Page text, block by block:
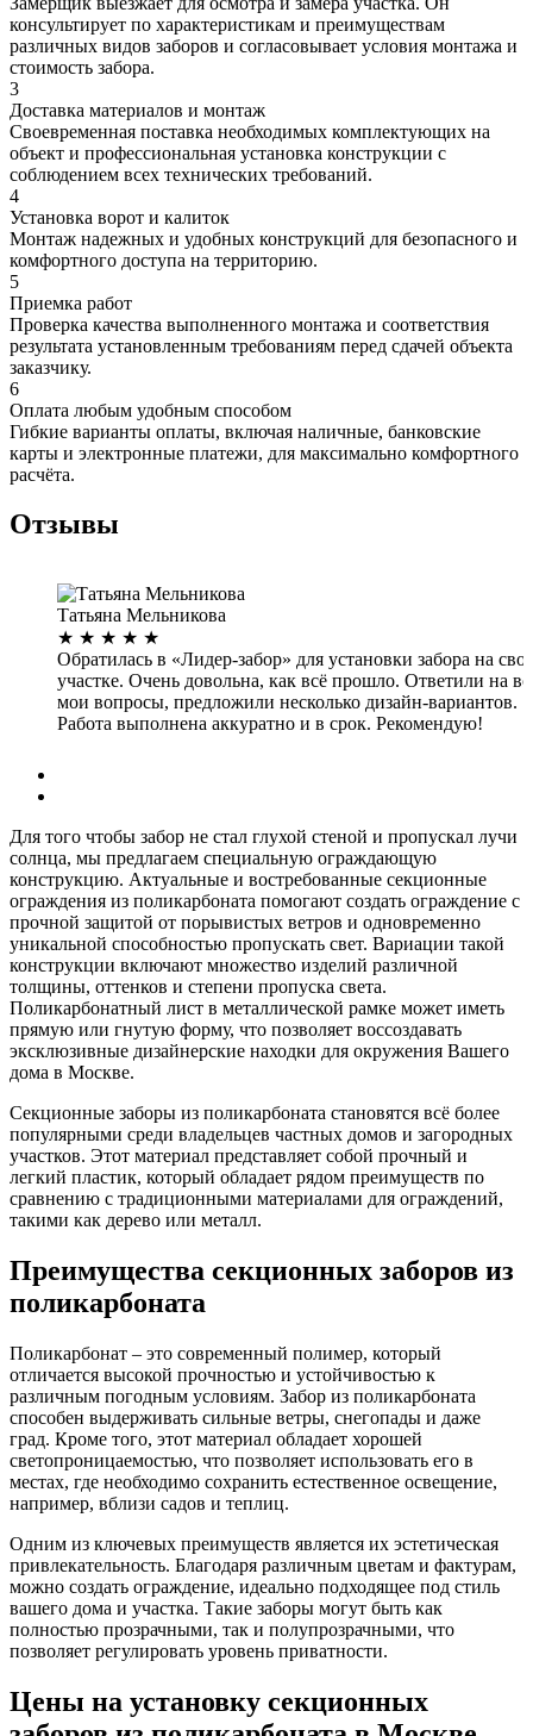
консультирует по характеристикам и преимуществам
различных видов заборов и согласовывает условия монтажа и
стоимость забора.
3
Доставка материалов и монтаж
Своевременная поставка необходимых комплектующих на
объект и профессиональная установка конструкции с
соблюдением всех технических требований.
4
Установка ворот и калиток
Монтаж надежных и удобных конструкций для безопасного и
комфортного доступа на территорию.
5
Приемка работ
Проверка качества выполненного монтажа и соответствия
результата установленным требованиям перед сдачей объекта
заказчику.
6
Оплата любым удобным способом
Гибкие варианты оплаты, включая наличные, банковские
карты и электронные платежи, для максимально комфортного
расчёта.
Отзывы
Татьяна Мельникова
★ ★ ★ ★ ★
Обратилась в «Лидер-забор» для установки забора на
участке. Очень довольна, как всё прошло. Ответили на
мои вопросы, предложили несколько дизайн-вариантов.
Работа выполнена аккуратно и в срок. Рекомендую!
Для того чтобы забор не стал глухой стеной и пропускал лучи
солнца, мы предлагаем специальную ограждающую
конструкцию. Актуальные и востребованные секционные
ограждения из поликарбоната помогают создать ограждение с
прочной защитой от порывистых ветров и одновременно
уникальной способностью пропускать свет. Вариации такой
конструкции включают множество изделий различной
толщины, оттенков и степени пропуска света.
Поликарбонатный лист в металлической рамке может иметь
прямую или гнутую форму, что позволяет воссоздавать
эксклюзивные дизайнерские находки для окружения Вашего
дома в Москве.
Секционные заборы из поликарбоната становятся всё более
популярными среди владельцев частных домов и загородных
участков. Этот материал представляет собой прочный и
легкий пластик, который обладает рядом преимуществ по
сравнению с традиционными материалами для ограждений,
такими как дерево или металл.
Преимущества секционных заборов из
поликарбоната
Поликарбонат – это современный полимер, который
отличается высокой прочностью и устойчивостью к
различным погодным условиям. Забор из поликарбоната
способен выдерживать сильные ветры, снегопады и даже
град. Кроме того, этот материал обладает хорошей
светопроницаемостью, что позволяет использовать его в
местах, где необходимо сохранить естественное освещение,
например, вблизи садов и теплиц.
Одним из ключевых преимуществ является их эстетическая
привлекательность. Благодаря различным цветам и фактурам,
можно создать ограждение, идеально подходящее под стиль
вашего дома и участка. Такие заборы могут быть как
полностью прозрачными, так и полупрозрачными, что
позволяет регулировать уровень приватности.
Цены на установку секционных